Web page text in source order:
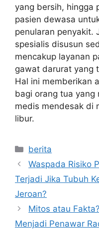
yang bersih, hingga
pasien dewasa
penularan penyakit.
spesialis disusun
mencakup layanan
gawat darurat yang
Hal ini memberikan
bagi orang tua yang
medis mendesak di
libur.
Kategori
berita
Waspada Risiko
Terjadi Jika Tubuh
Jeroan?
Mitos atau
Menjadi Penawar